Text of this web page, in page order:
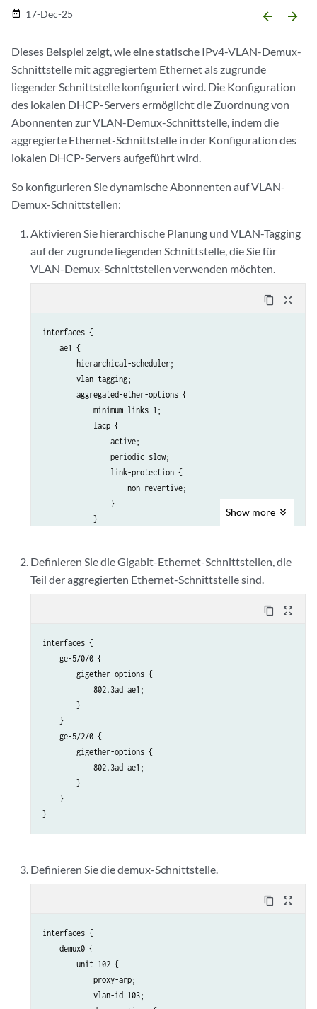
date_range 17-Dec-25 arrow_backward arrow_forward
Dieses Beispiel zeigt, wie eine statische IPv4-VLAN-Demux-
Schnittstelle mit aggregiertem Ethernet als zugrunde
liegender Schnittstelle konfiguriert wird. Die Konfiguration
des lokalen DHCP-Servers ermöglicht die Zuordnung von
Abonnenten zur VLAN-Demux-Schnittstelle, indem die
aggregierte Ethernet-Schnittstelle in der Konfiguration des
lokalen DHCP-Servers aufgeführt wird.
So konfigurieren Sie dynamische Abonnenten auf VLAN-
Demux-Schnittstellen:
Aktivieren Sie hierarchische Planung und VLAN-Tagging
auf der zugrunde liegenden Schnittstelle, die Sie für
VLAN-Demux-Schnittstellen verwenden möchten.
content_copy zoom_out_map
interfaces {
    ae1 {
        hierarchical-scheduler;
        vlan-tagging;
        aggregated-ether-options {
            minimum-links 1;
            lacp {
                active;
                periodic slow;
                link-protection {
                    non-revertive;
                }
            }
Show more
Definieren Sie die Gigabit-Ethernet-Schnittstellen, die
Teil der aggregierten Ethernet-Schnittstelle sind.
content_copy zoom_out_map
interfaces {
    ge-5/0/0 {
        gigether-options {
            802.3ad ae1;
        }
    }
    ge-5/2/0 {
        gigether-options {
            802.3ad ae1;
        }
    }
Definieren Sie die demux-Schnittstelle.
content_copy zoom_out_map
interfaces {
    demux0 {
        unit 102 {
            proxy-arp;
            vlan-id 103;